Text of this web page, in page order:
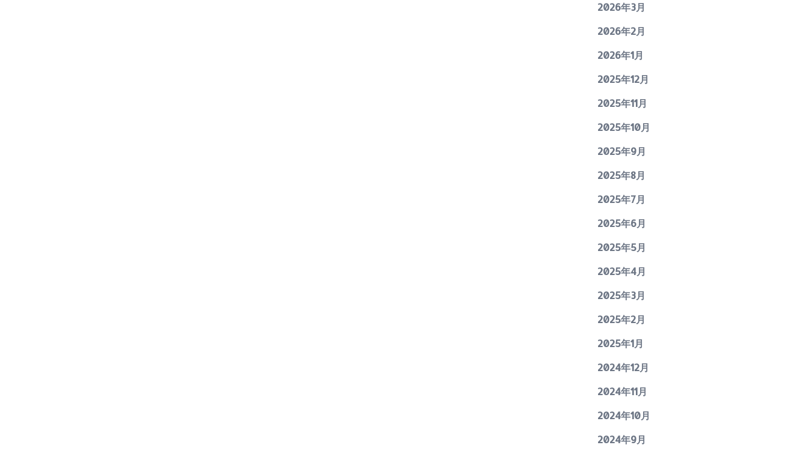
2026年3月
2026年2月
2026年1月
2025年12月
2025年11月
2025年10月
2025年9月
2025年8月
2025年7月
2025年6月
2025年5月
2025年4月
2025年3月
2025年2月
2025年1月
2024年12月
2024年11月
2024年10月
2024年9月